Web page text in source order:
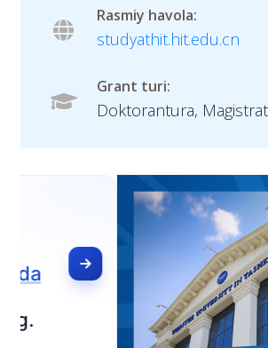
Rasmiy havola:
studyathit.hit.edu.cn
Grant turi:
Doktorantura,